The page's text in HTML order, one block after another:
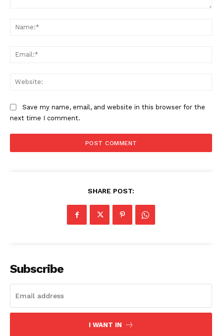
Save my name, email, and website in this browser for the
next time I comment.
SHARE POST:
Subscribe
I WANT IN